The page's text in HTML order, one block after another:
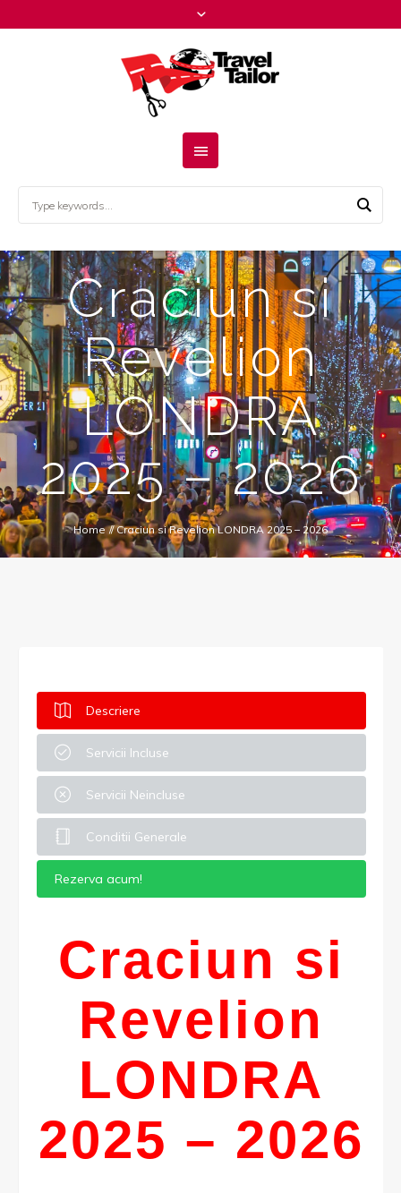
Craciun si
Revelion
LONDRA
2025 – 2026
Home //Craciun si Revelion LONDRA 2025 – 2026
Descriere
Servicii Incluse
Servicii Neincluse
Conditii Generale
Rezerva acum!
Craciun si
Revelion
LONDRA
2025 – 2026